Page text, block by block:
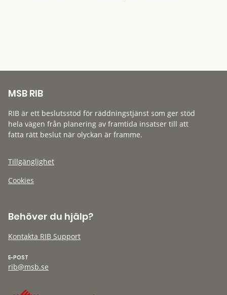
MSB RIB
RIB är ett beslutsstöd för räddningstjänst som ger stöd
hela vägen från planering av framtida insatser till att
fatta rätt beslut när olyckan är framme.
Tillgänglighet
Cookies
Behöver du hjälp?
Kontakta RIB Support
E-POST
rib@msb.se